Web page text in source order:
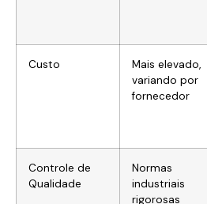
Custo
Mais elevado,
variando por
fornecedor
Controle de
Qualidade
Normas
industriais
rigorosas